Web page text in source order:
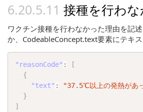
接種を行わ
ワクチン接種を行わなかった理由を記
か、CodeableConcept.text要素にテキス
"reasonCode" :
[
{
"text" :
"37.5℃以上の発熱があ
}
]